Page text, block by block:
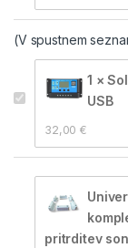
(V spustnem
1 ×
USB
32,00 €
pritrditev